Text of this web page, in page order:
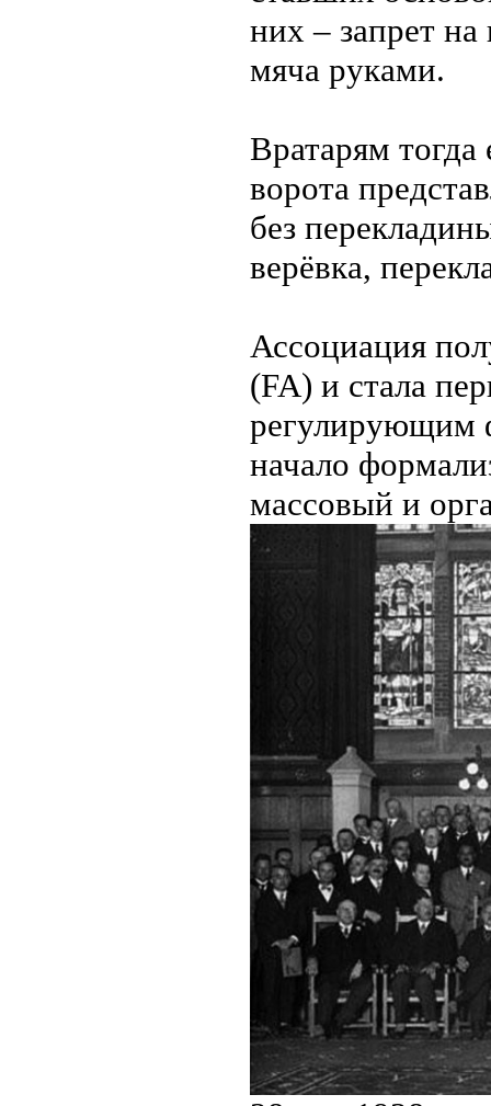
них – запрет
мяча руками.
Вратарям
ворота
без
верёвка,
Ассоциация
(FA) и стала
регулирующим
начало
массовый и